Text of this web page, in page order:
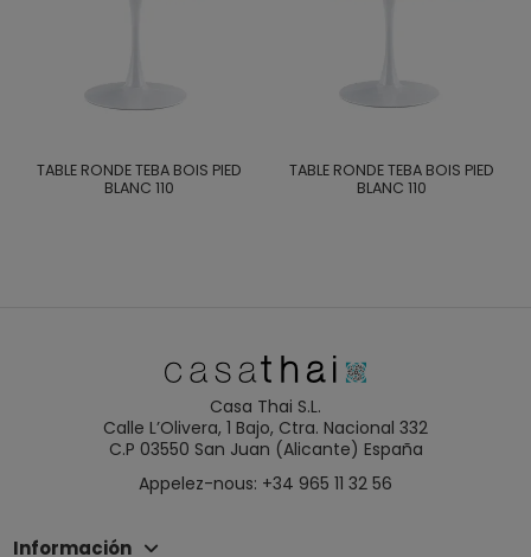
TABLE RONDE TEBA BOIS PIED
BLANC 110
TABLE RONDE TEBA BOIS PIED
BLANC 110
Casa Thai S.L.
Calle L’Olivera, 1 Bajo, Ctra. Nacional 332
C.P 03550 San Juan (Alicante) España
Appelez-nous: +34 965 11 32 56
Información